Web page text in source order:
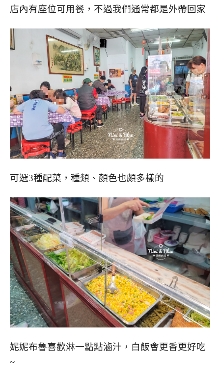
店內有座位可用餐，不過我們通常都是外帶回家
可選3種配菜，種類、顏色也頗多樣的
妮妮布魯喜歡淋一點點滷汁，白飯會更香更好吃
~